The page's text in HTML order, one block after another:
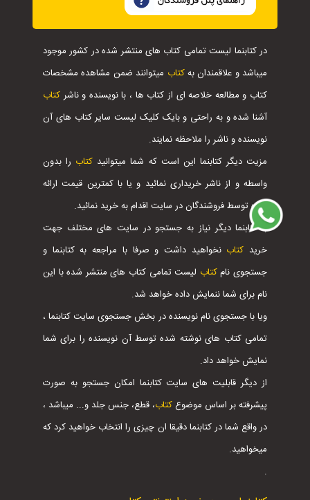
در کتابنما لیست تمامی کتاب های منتشر شده در کشور موجود
میباشد و علاقمندان بهکتاب میتوانند ضمن مشاهده مشخصات
کتاب و مطالعه خلاصه ای از کتاب ها ، با نویسنده و ناشرکتاب
آشنا شده و به راحتی و بایک کلیک لیست سایر کتاب های آن
نویسنده و ناشر را ملاحظه نمایند.
مزیت دیگر کتابنما این است که شما میتوانید کتاب را بدون
واسطه و از ناشر خریداری نمائید و یا با کمترین قیمت ارائه
شده توسط فروشندگان در سایت اقدام به خرید نمائید.
با کتابنما دیگر نیاز به جستجو در سایت های مختلف جهت
خرید کتابنخواهید داشت و صرفا با مراجعه به کتابنما و
جستجوی نامکتاب لیست تمامی کتاب های منتشر شده با این
نام برای شما ننمایش داده خواهد شد.
ویا با جستجوی نام نویسنده در بخش جستجوی سایت کتابنما ،
تمامی کتاب های نوشته شده توسط آن نویسنده را برای شما
نمایش خواهد داد.
از دیگر قابلیت های سایت کتابنما امکان جستجو به صورت
پیشرفته بر اساس موضوع کتاب، قطع، جنس جلد و... میباشد ،
در واقع شما در کتابنما دقیقا ان چیزی را انتخاب خواهید کرد که
میخواهید.
.